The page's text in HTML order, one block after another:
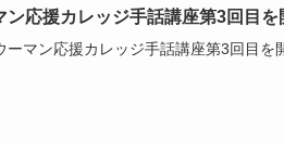
ン応援カレッジ手話講座第3回目を
ーマン応援カレッジ手話講座第3回目を